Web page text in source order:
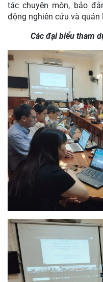
tác chuyên môn, bảo
động nghiên cứu và quản
Các đại biểu tham